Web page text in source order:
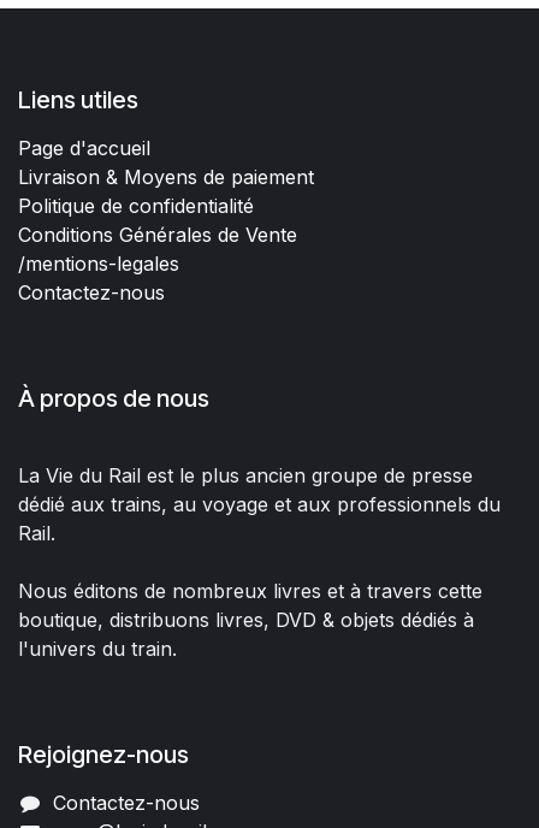
Liens utiles
Page d'accueil
Livraison & Moyens de paiement
Politique de confidentialité
Conditions Générales de Vente
/mentions-legales
Contactez-nous
À propos de nous
La Vie du Rail est le plus ancien groupe de presse
dédié aux trains, au voyage et aux professionnels du
Rail.
Nous éditons de nombreux livres et à travers cette
boutique, distribuons livres, DVD & objets dédiés à
l'univers du train.
Rejoignez-nous
Contactez-nous